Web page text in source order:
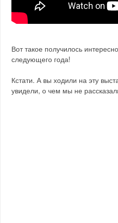
Вот такое получилось
следующего года!
Кстати. А вы ходили на эту
увидели, о чем мы не